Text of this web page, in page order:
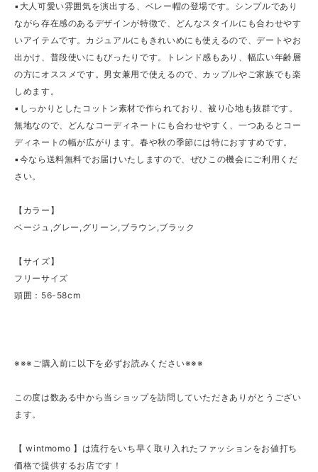
▪大人可愛い雰囲気を演出する、ベレー帽の登場です。シンプルであり
ながら存在感のあるデザインが特徴で、どんなスタイルにも合わせやす
いアイテムです。カジュアルにもきれいめにも使えるので、デートやお
出かけ、普段使いにもぴったりです。トレンド感もあり、幅広い年齢層
の方にオススメです。男女兼用で使えるので、カップルやご家族でも楽
しめます。
▪しっかりとしたコットン素材で作られており、被り心地も抜群です。
無地なので、どんなコーディネートにも合わせやすく、一つあるとコー
ディネートの幅が広がります。春や秋の季節には特におすすめです。
▪今なら送料無料でお届けいたしますので、ぜひこの機会にご利用くだ
さい。
【カラー】
ベージュ,グレー,グリーン,ブラウン,ブラック
【サイズ】
フリーサイズ
頭囲：56-58cm
※※※ご購入前に以下を必ずお読みください※※※
この度は数ある中から当ショップを訪問していただきありがとうござい
ます。
【 wintmomo 】は流行をいち早く取り入れたファッションをお値打ち
価格で提供するお店です！